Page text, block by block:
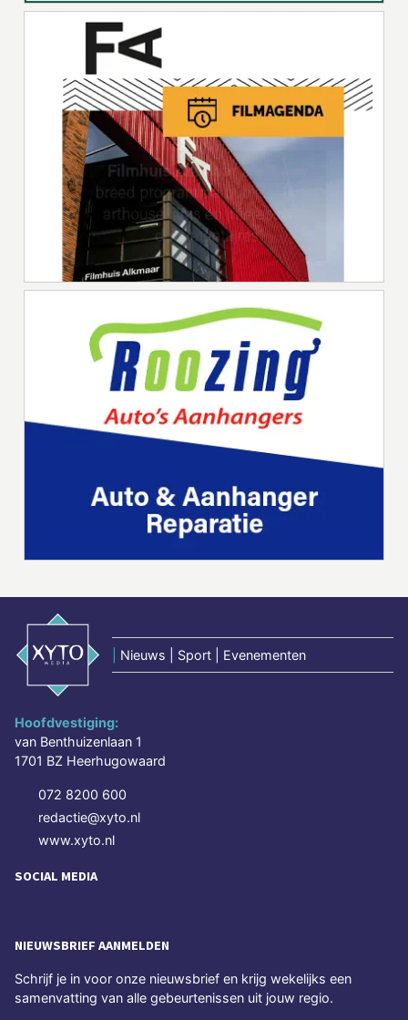
Nieuws | Sport | Evenementen
Hoofdvestiging:
van Benthuizenlaan 1
1701 BZ Heerhugowaard
072 8200 600
redactie@xyto.nl
www.xyto.nl
SOCIAL MEDIA
NIEUWSBRIEF AANMELDEN
Schrijf je in voor onze nieuwsbrief en krijg wekelijks een
samenvatting van alle gebeurtenissen uit jouw regio.